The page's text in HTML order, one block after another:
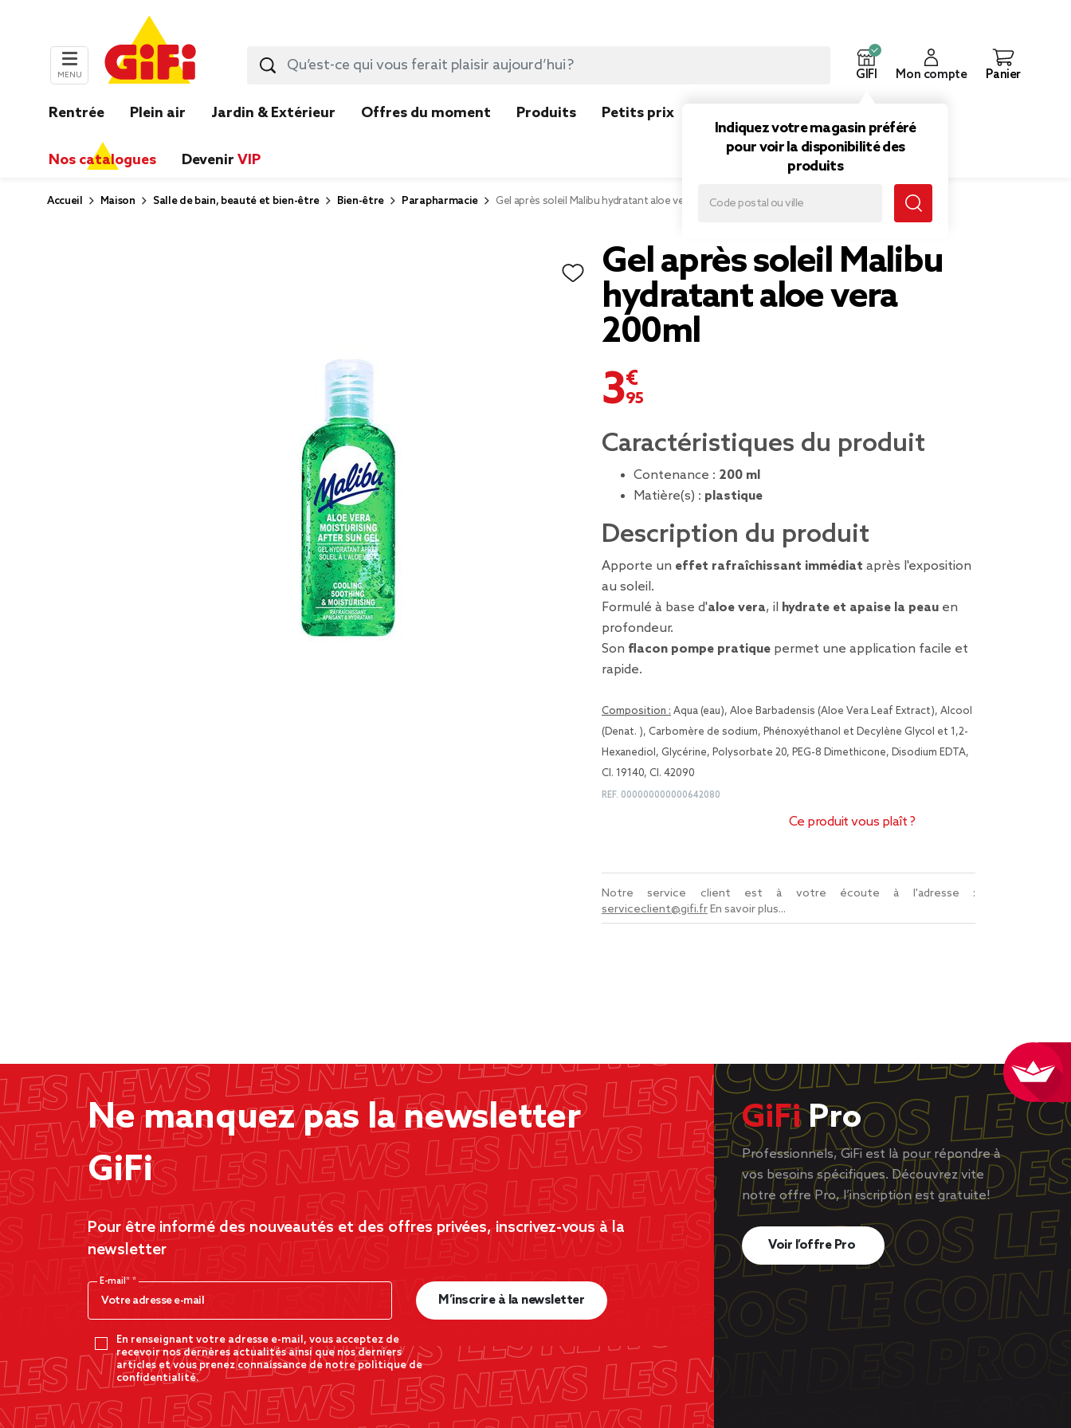
MENU GIFI
Indiquez votre magasin préféré
pour voir la disponibilité des
produits
Mon compte Panier
Rentrée Plein air Jardin & Extérieur Offres du moment Produits Petits prix
Nos catalogues Devenir VIP
Accueil Maison Salle de bain, beauté et bien-être Bien-être Parapharmacie Gel après soleil Malibu hydratant aloe vera 200ml
Gel après soleil Malibu
hydratant aloe vera
200ml
3,95 €
Caractéristiques du produit
Contenance : 200 ml
Matière(s) : plastique
Description du produit
Apporte un effet rafraîchissant immédiat après l'exposition
au soleil.
Formulé à base d'aloe vera, il hydrate et apaise la peau en
profondeur.
Son flacon pompe pratique permet une application facile et
rapide.
Composition : Aqua (eau), Aloe Barbadensis (Aloe Vera Leaf Extract), Alcool
(Denat. ), Carbomère de sodium, Phénoxyéthanol et Decylène Glycol et 1,2-
Hexanediol, Glycérine, Polysorbate 20, PEG-8 Dimethicone, Disodium EDTA,
CI. 19140, CI. 42090
REF. 000000000000642080
Ce produit vous plaît ?
Notre service client est à votre écoute à l'adresse :
serviceclient@gifi.frEn savoir plus...
Ne manquez pas la newsletter
GiFi
Pour être informé des nouveautés et des offres privées, inscrivez-vous à la
newsletter
E-mail*
En renseignant votre adresse e-mail, vous acceptez de
recevoir nos dernères actualités ainsi que nos derniers
articles et vous prenez connaissance de notre politique de
confidentialité.
M’inscrire à la newsletter
GiFiPro
Professionnels, GiFi est là pour répondre à
vos besoins spécifiques. Découvrez vite
notre offre Pro, l’inscription est gratuite!
Voir l’offre Pro